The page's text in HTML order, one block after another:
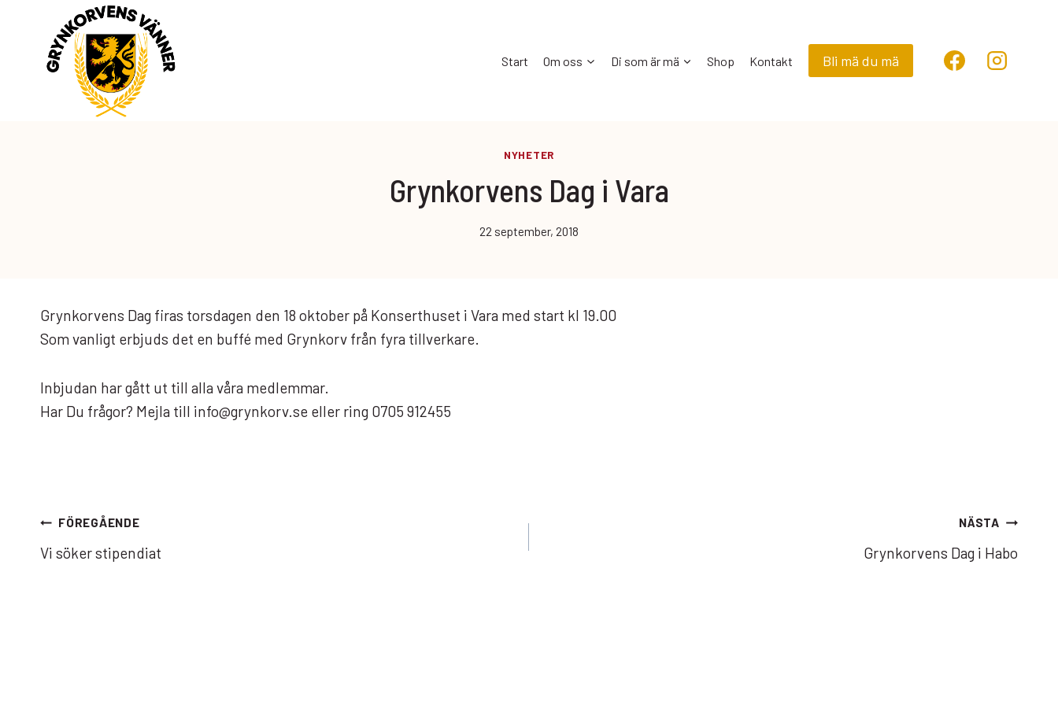
content
Start Om oss Di som är mä Shop Kontakt Bli mä du mä
NYHETER
Grynkorvens Dag i Vara
22 september, 2018
Grynkorvens Dag firas torsdagen den 18 oktober på Konserthuset i Vara med start kl 19.00
Som vanligt erbjuds det en buffé med Grynkorv från fyra tillverkare.
Inbjudan har gått ut till alla våra medlemmar.
Har Du frågor? Mejla till info@grynkorv.se eller ring 0705 912455
Inläggsnavigering
FÖREGÅENDE
Vi söker stipendiat
NÄSTA
Grynkorvens Dag i Habo